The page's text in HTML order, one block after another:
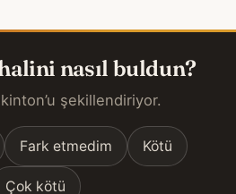
nasıl buldun?
şekillendiriyor.
Fark etmedim Kötü
Çok kötü